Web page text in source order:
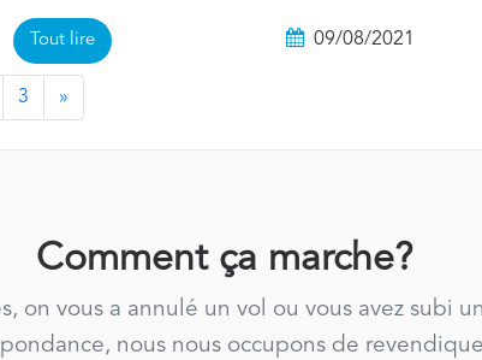
Tout lire 09/08/2021
3 »
Comment ça marche?
on vous a annulé un vol ou vous avez subi
nous nous occupons de